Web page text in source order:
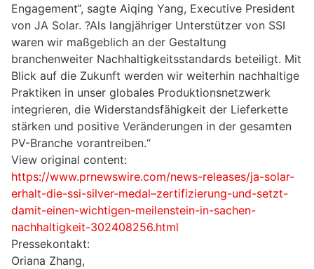
Engagement“, sagte Aiqing Yang, Executive President
von JA Solar. ?Als langjähriger Unterstützer von SSI
waren wir maßgeblich an der Gestaltung
branchenweiter Nachhaltigkeitsstandards beteiligt. Mit
Blick auf die Zukunft werden wir weiterhin nachhaltige
Praktiken in unser globales Produktionsnetzwerk
integrieren, die Widerstandsfähigkeit der Lieferkette
stärken und positive Veränderungen in der gesamten
PV-Branche vorantreiben.“
View original content:
https://www.prnewswire.com/news-releases/ja-solar-
erhalt-die-ssi-silver-medal–zertifizierung-und-setzt-
damit-einen-wichtigen-meilenstein-in-sachen-
nachhaltigkeit-302408256.html
Pressekontakt:
Oriana Zhang,